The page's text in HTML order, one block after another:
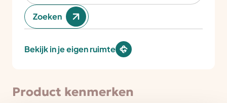
Zoeken
Bekijk in je eigen ruimte
Product kenmerken